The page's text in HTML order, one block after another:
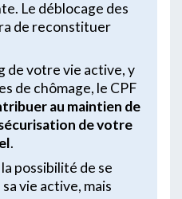
Le déblocage des
de reconstituer
de votre vie active, y
de chômage, le CPF
au maintien de
de votre
.
possibilité de se
vie active, mais